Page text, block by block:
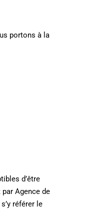
portons à la
d’être
Agence de
référer le